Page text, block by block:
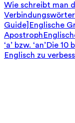
Wie schreibt man
Guide] Englische
Apostroph
‘a’ bzw. ‘an’Die 10
Englisch zu